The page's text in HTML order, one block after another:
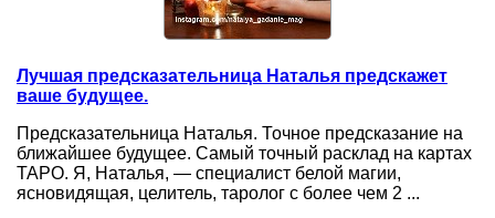
Лучшая предсказательница Наталья предскажет
ваше будущее.
Предсказательница Наталья. Точное предсказание на
ближайшее будущее. Самый точный расклад на картах
ТАРО. Я, Наталья, — специалист белой магии,
ясновидящая, целитель, таролог с более чем 2 ...